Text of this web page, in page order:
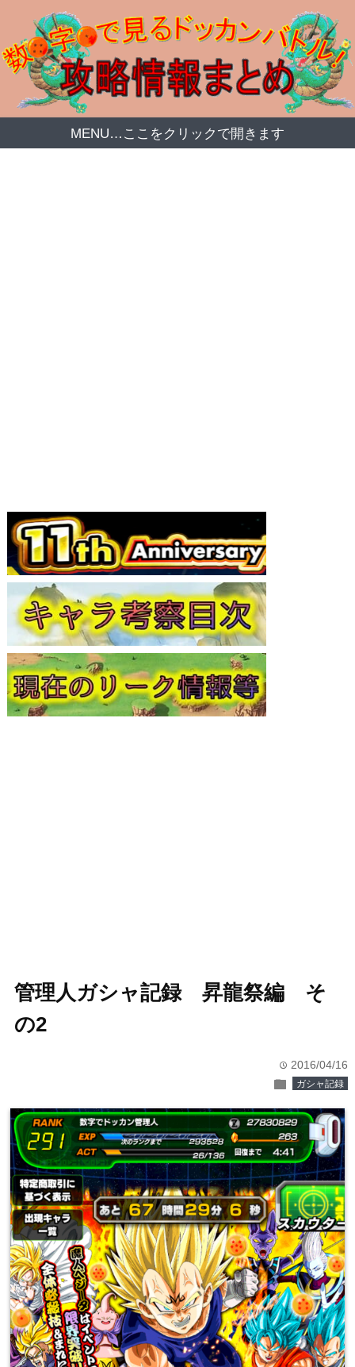
MENU…ここをクリックで開きます
管理人ガシャ記録 昇龍祭編 そ
の2
time 2016/04/16
folder ガシャ記録